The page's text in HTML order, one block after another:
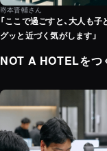
嵜本晋輔さん
「ここで過ごすと、大人も
グッと近づく気がします」
NOT A HOTELをつ